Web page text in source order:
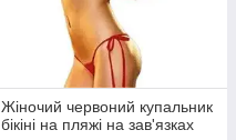
Жіночий червоний купальник
бікіні на пляжі на зав'язках